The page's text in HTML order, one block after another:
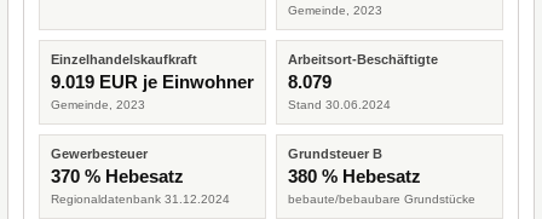
Gemeinde, 2023
Einzelhandelskaufkraft
9.019 EUR je Einwohner
Gemeinde, 2023
Arbeitsort-Beschäftigte
8.079
Stand 30.06.2024
Gewerbesteuer
370 % Hebesatz
Regionaldatenbank 31.12.2024
Grundsteuer B
380 % Hebesatz
bebaute/bebaubare Grundstücke